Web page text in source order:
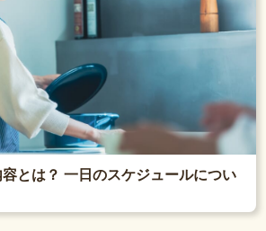
とは？ 一日のスケジュールについ